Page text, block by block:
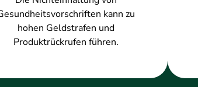
kann zu
hohen Geldstrafen und
Produktrückrufen führen.